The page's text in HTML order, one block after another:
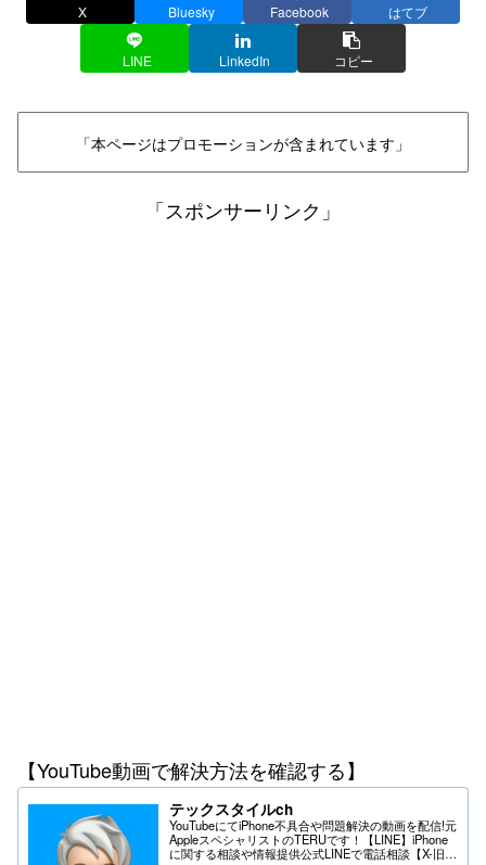
X Bluesky Facebook はてブ
LINE LinkedIn コピー
「本ページはプロモーションが含まれています」
「スポンサーリンク」
【YouTube動画で解決方法を確認する】
テックスタイルch
YouTubeにてiPhone不具合や問題解決の動画を配信!元
AppleスペシャリストのTERUです！【LINE】iPhone
に関する相談や情報提供公式LINEで電話相談【X-旧